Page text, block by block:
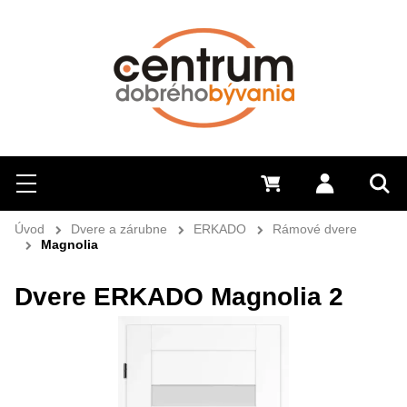
Hľadať
Menu Prihlásiť
0 €
Úvod Dvere a zárubne ERKADO
Rámové dvere
Magnolia
Dvere ERKADO Magnolia 2